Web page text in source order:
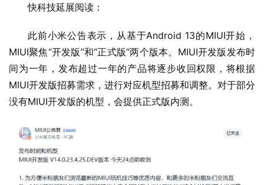
快科技延展阅读：
此前小米公告表示，从基于Android 13的MIUI开始，
MIUI聚焦“开发版”和“正式版”两个版本。MIUI开发版发布时
间为一年，发布超过一年的产品将逐步收回权限，将根据
MIUI开发版招募需求，进行对应机型招募和调整。对于部分
没有MIUI开发版的机型，会提供正式版内测。